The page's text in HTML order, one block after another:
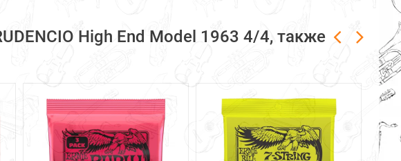
High End Model 1963 4/4, также